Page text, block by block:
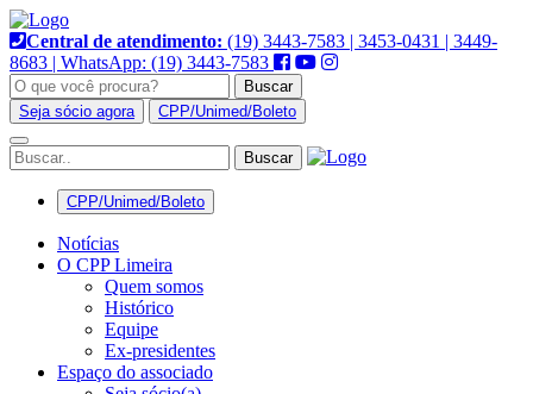
Pular
para
o
conteúdo
Central de atendimento: (19) 3443-7583 | 3453-0431 | 3449-
8683 | WhatsApp: (19) 3443-7583
Buscar
Seja sócio agora
CPP/Unimed/Boleto
Alternar
navegação
CPP/Unimed/Boleto
Notícias
O CPP Limeira
Quem somos
Histórico
Equipe
Ex-presidentes
Espaço do associado